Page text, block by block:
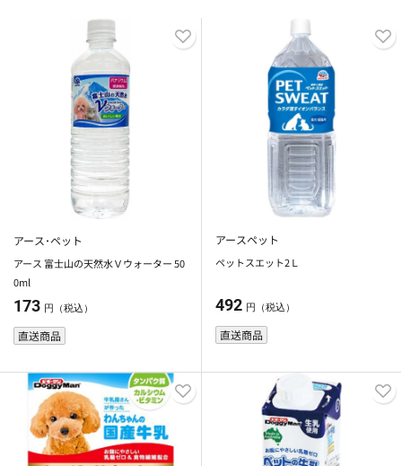
アース･ペット
アース 富士山の天然水Ｖウォーター 50
0ml
173 円（税込）
直送商品
アースペット
ペットスエット2Ｌ
492 円（税込）
直送商品